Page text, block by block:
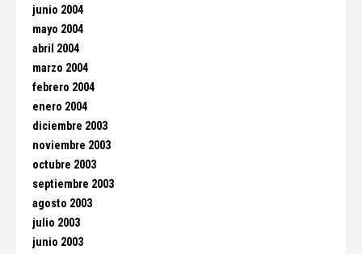
junio 2004
mayo 2004
abril 2004
marzo 2004
febrero 2004
enero 2004
diciembre 2003
noviembre 2003
octubre 2003
septiembre 2003
agosto 2003
julio 2003
junio 2003